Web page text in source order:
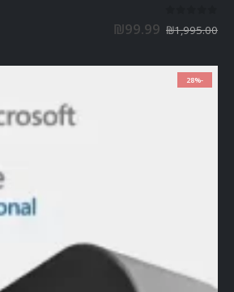
₪1,995.00
₪99.99
-28%